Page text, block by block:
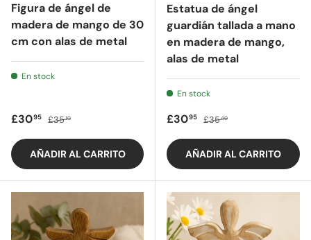
Figura de ángel de
madera de mango de 30
cm con alas de metal
En stock
Precio de oferta
£3095 Precio regular
£3510
AÑADIR AL CARRITO
Estatua de ángel
guardián tallada a mano
en madera de mango,
alas de metal
En stock
Precio de oferta
£3095 Precio regular
£3540
AÑADIR AL CARRITO